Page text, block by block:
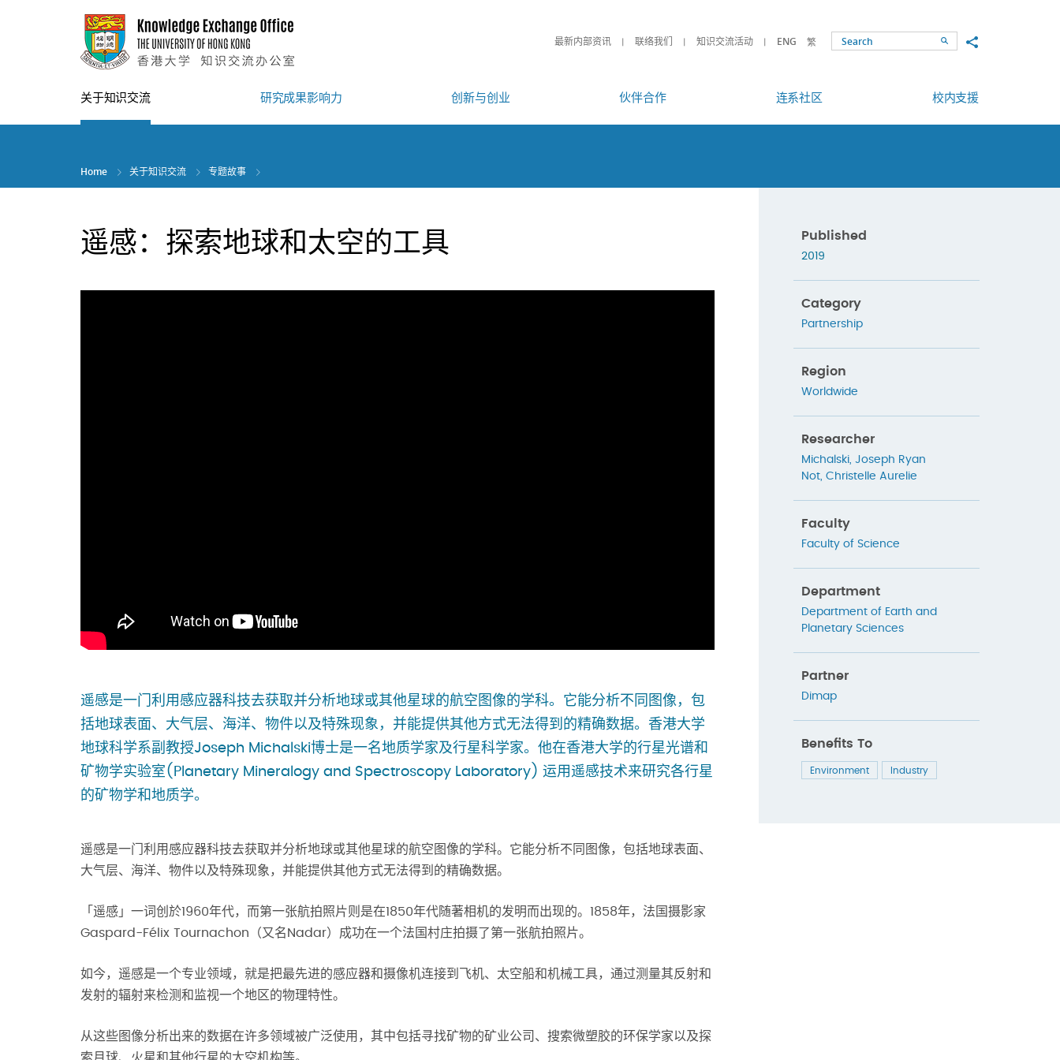
最新内部资讯 联络我们 知识交流活动 ENG 繁 SearchShare to
关于知识交流 研究成果影响力 创新与创业 伙伴合作 连系社区 校内支援
Home 关于知识交流 专题故事
遥感：探索地球和太空的工具
遥感是一门利用感应器科技去获取并分析地球或其他星球的航空图像的学科。它能分析不同图像，包
括地球表面、大气层、海洋、物件以及特殊现象，并能提供其他方式无法得到的精确数据。香港大学
地球科学系副教授Joseph Michalski博士是一名地质学家及行星科学家。他在香港大学的行星光谱和
矿物学实验室(Planetary Mineralogy and Spectroscopy Laboratory) 运用遥感技术来研究各行星
的矿物学和地质学。
遥感是一门利用感应器科技去获取并分析地球或其他星球的航空图像的学科。它能分析不同图像，包括地球表面、
大气层、海洋、物件以及特殊现象，并能提供其他方式无法得到的精确数据。
「遥感」一词创於1960年代，而第一张航拍照片则是在1850年代随著相机的发明而出现的。1858年，法国摄影家
Gaspard-Félix Tournachon（又名Nadar）成功在一个法国村庄拍摄了第一张航拍照片。
如今，遥感是一个专业领域，就是把最先进的感应器和摄像机连接到飞机、太空船和机械工具，通过测量其反射和
发射的辐射来检测和监视一个地区的物理特性。
从这些图像分析出来的数据在许多领域被广泛使用，其中包括寻找矿物的矿业公司、搜索微塑胶的环保学家以及探
Published
2019
Category
Partnership
Region
Worldwide
Researcher
Michalski, Joseph Ryan
Not, Christelle Aurelie
Faculty
Faculty of Science
Department
Department of Earth and
Planetary Sciences
Partner
Dimap
Benefits To
Environment Industry